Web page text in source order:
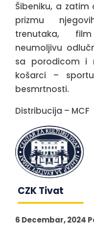
CZK Tivat
6 Decembar, 2024
Šibeniku, a zatim
prizmu
trenutaka,
neumoljivu
sa porodicom i
košarci –
besmrtnosti.
Distribucija – MCF